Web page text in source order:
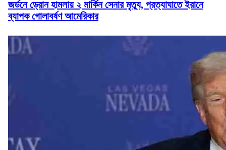
জর্ডনে ড্রোন হামলায় ২ মার্কিন সেনার মৃত্যু, প্রত্যাঘাতে ইরানে
ব্যাপক গোলাবর্ষণ আমেরিকার